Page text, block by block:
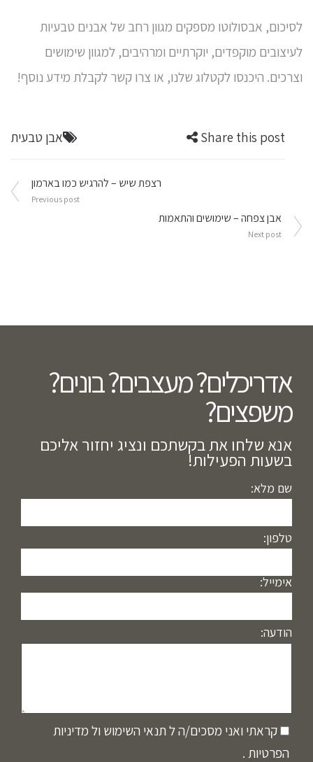
לסיכום, אבסולוטו מספקים מגוון רחב של אבנים טבעיות
לעיצובים מוקפדים, יוקרתיים ומרהיבים, למגוון שימושים
וצרכים. היכנסו לקטלוג שלנו, או צרו קשר לקבלת מידע נוסף!
אבן טבעית Share this post
רצפת שיש – להרגיש כמו בארמון
Previous post
אבן צפחה – שימושים והתאמות
Next post
אדריכלים? מעצבים? בונים?
משפצים?​
אנא שלחו את בקשתכם ונציג יחזור אליכם
בשעות הפעילות!
שם מלא:
טלפון:
אימייל:
הודעה:
קראתי ואני מסכים/ה ל תנאי השימוש ול מדיניות
הפרטיות .